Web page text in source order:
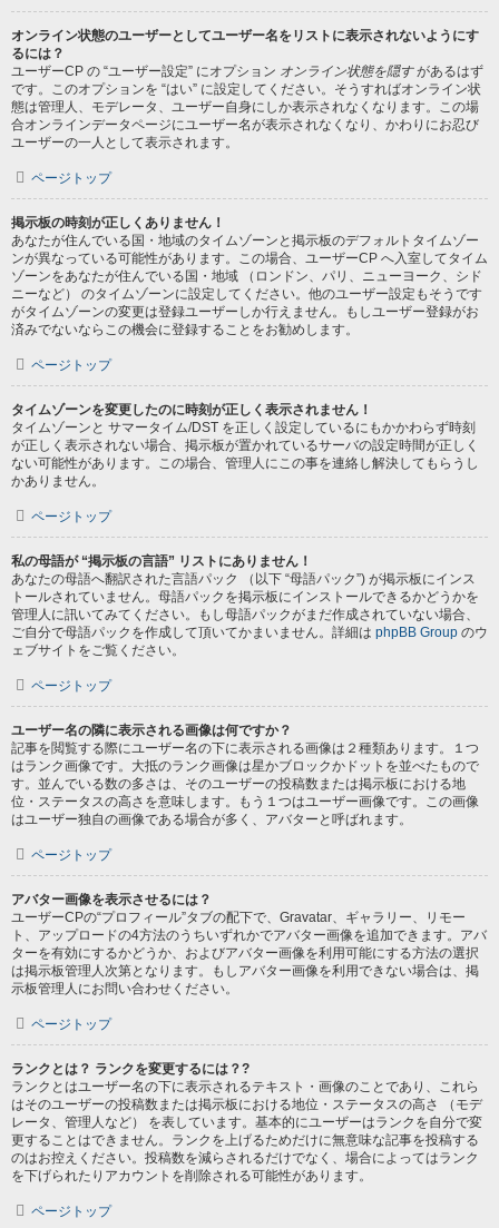
オンライン状態のユーザーとしてユーザー名をリストに表示されないようにす
るには？
ユーザーCP の “ユーザー設定” にオプション オンライン状態を隠すがあるはず
です。このオプションを “はい” に設定してください。そうすればオンライン状
態は管理人、モデレータ、ユーザー自身にしか表示されなくなります。この場
合オンラインデータページにユーザー名が表示されなくなり、かわりにお忍び
ユーザーの一人として表示されます。
ページトップ
掲示板の時刻が正しくありません！
あなたが住んでいる国・地域のタイムゾーンと掲示板のデフォルトタイムゾー
ンが異なっている可能性があります。この場合、ユーザーCP へ入室してタイム
ゾーンをあなたが住んでいる国・地域 （ロンドン、パリ、ニューヨーク、シド
ニーなど） のタイムゾーンに設定してください。他のユーザー設定もそうです
がタイムゾーンの変更は登録ユーザーしか行えません。もしユーザー登録がお
済みでないならこの機会に登録することをお勧めします。
ページトップ
タイムゾーンを変更したのに時刻が正しく表示されません！
タイムゾーンと サマータイム/DST を正しく設定しているにもかかわらず時刻
が正しく表示されない場合、掲示板が置かれているサーバの設定時間が正しく
ない可能性があります。この場合、管理人にこの事を連絡し解決してもらうし
かありません。
ページトップ
私の母語が “掲示板の言語” リストにありません！
あなたの母語へ翻訳された言語パック （以下 “母語パック”) が掲示板にインス
トールされていません。母語パックを掲示板にインストールできるかどうかを
管理人に訊いてみてください。もし母語パックがまだ作成されていない場合、
ご自分で母語パックを作成して頂いてかまいません。詳細は phpBB Group のウ
ェブサイトをご覧ください。
ページトップ
ユーザー名の隣に表示される画像は何ですか？
記事を閲覧する際にユーザー名の下に表示される画像は２種類あります。１つ
はランク画像です。大抵のランク画像は星かブロックかドットを並べたもので
す。並んでいる数の多さは、そのユーザーの投稿数または掲示板における地
位・ステータスの高さを意味します。もう１つはユーザー画像です。この画像
はユーザー独自の画像である場合が多く、アバターと呼ばれます。
ページトップ
アバター画像を表示させるには？
ユーザーCPの“プロフィール”タブの配下で、Gravatar、ギャラリー、リモー
ト、アップロードの4方法のうちいずれかでアバター画像を追加できます。アバ
ターを有効にするかどうか、およびアバター画像を利用可能にする方法の選択
は掲示板管理人次第となります。もしアバター画像を利用できない場合は、掲
示板管理人にお問い合わせください。
ページトップ
ランクとは？ ランクを変更するには？?
ランクとはユーザー名の下に表示されるテキスト・画像のことであり、これら
はそのユーザーの投稿数または掲示板における地位・ステータスの高さ （モデ
レータ、管理人など） を表しています。基本的にユーザーはランクを自分で変
更することはできません。ランクを上げるためだけに無意味な記事を投稿する
のはお控えください。投稿数を減らされるだけでなく、場合によってはランク
を下げられたりアカウントを削除される可能性があります。
ページトップ